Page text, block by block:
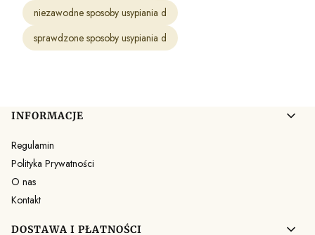
niezawodne sposoby usypiania d
sprawdzone sposoby usypiania d
Linki w stopce
INFORMACJE
Regulamin
Polityka Prywatności
O nas
Kontakt
DOSTAWA I PŁATNOŚCI